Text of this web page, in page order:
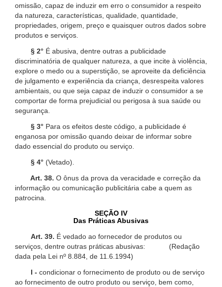
omissão, capaz de induzir em erro o consumidor a respeito
da natureza, características, qualidade, quantidade,
propriedades, origem, preço e quaisquer outros dados sobre
produtos e serviços.
§ 2° É abusiva, dentre outras a publicidade
discriminatória de qualquer natureza, a que incite à violência,
explore o medo ou a superstição, se aproveite da deficiência
de julgamento e experiência da criança, desrespeita valores
ambientais, ou que seja capaz de induzir o consumidor a se
comportar de forma prejudicial ou perigosa à sua saúde ou
segurança.
§ 3° Para os efeitos deste código, a publicidade é
enganosa por omissão quando deixar de informar sobre
dado essencial do produto ou serviço.
§ 4° (Vetado).
Art. 38. O ônus da prova da veracidade e correção da
informação ou comunicação publicitária cabe a quem as
patrocina.
SEÇÃO IV
Das Práticas Abusivas
Art. 39. É vedado ao fornecedor de produtos ou
serviços, dentre outras práticas abusivas: (Redação
dada pela Lei nº 8.884, de 11.6.1994)
I - condicionar o fornecimento de produto ou de serviço
ao fornecimento de outro produto ou serviço, bem como,